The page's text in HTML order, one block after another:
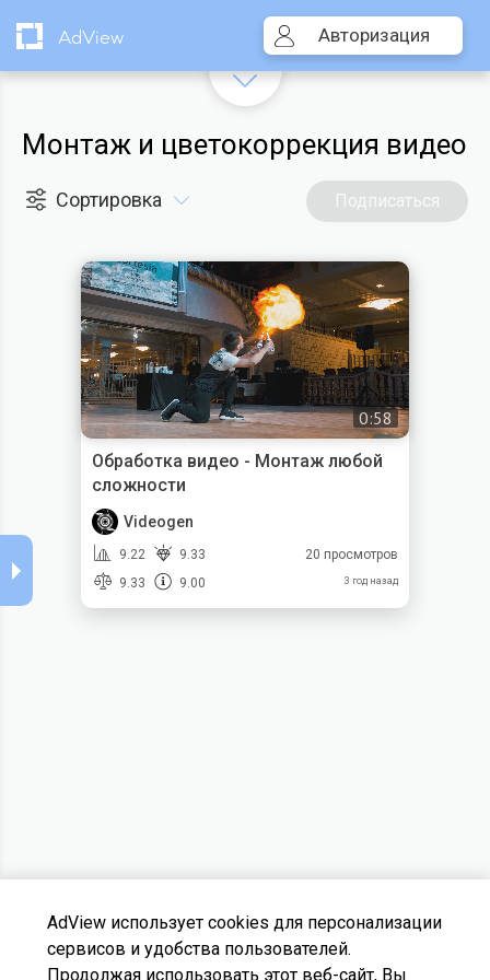
AdView Авторизация
Монтаж и цветокоррекция видео
Сортировка Подписаться
0:58
Обработка видео - Монтаж любой
сложности
Videogen
9.22
9.33
9.33
9.00
20 просмотров
3 год назад
AdView использует cookies для персонализации
сервисов и удобства пользователей.
Продолжая использовать этот веб-сайт, Вы